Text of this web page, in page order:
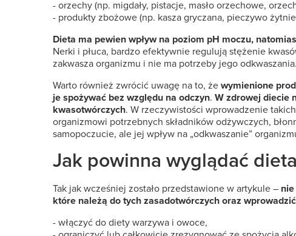
- orzechy (np. migdały, pistacje, masło orzechowe,
- produkty zbożowe (np. kasza gryczana, pieczywo
Dieta ma pewien wpływ na poziom pH moczu,
Nerki i płuca, bardzo efektywnie regulują stężenie
zakwasza organizmu i nie ma potrzeby jego odkwaszania.
Warto również zwrócić uwagę na to, że wymienione
je spożywać bez względu na odczyn. W zdrowej diecie
kwasotwórczych. W rzeczywistości wprowadzenie
organizmowi potrzebnych składników odżywczych,
samopoczucie, ale jej wpływ na „odkwaszanie”
Jak powinna wyglądać
Tak jak wcześniej zostało przedstawione w artykule –
które należą do tych zasadotwórczych oraz
- włączyć do diety warzywa i owoce,